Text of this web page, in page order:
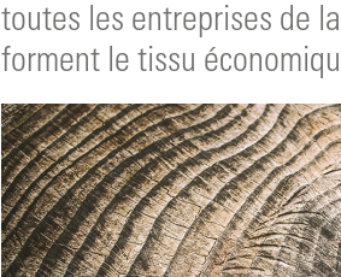
toutes les entreprises de
forment le tissu